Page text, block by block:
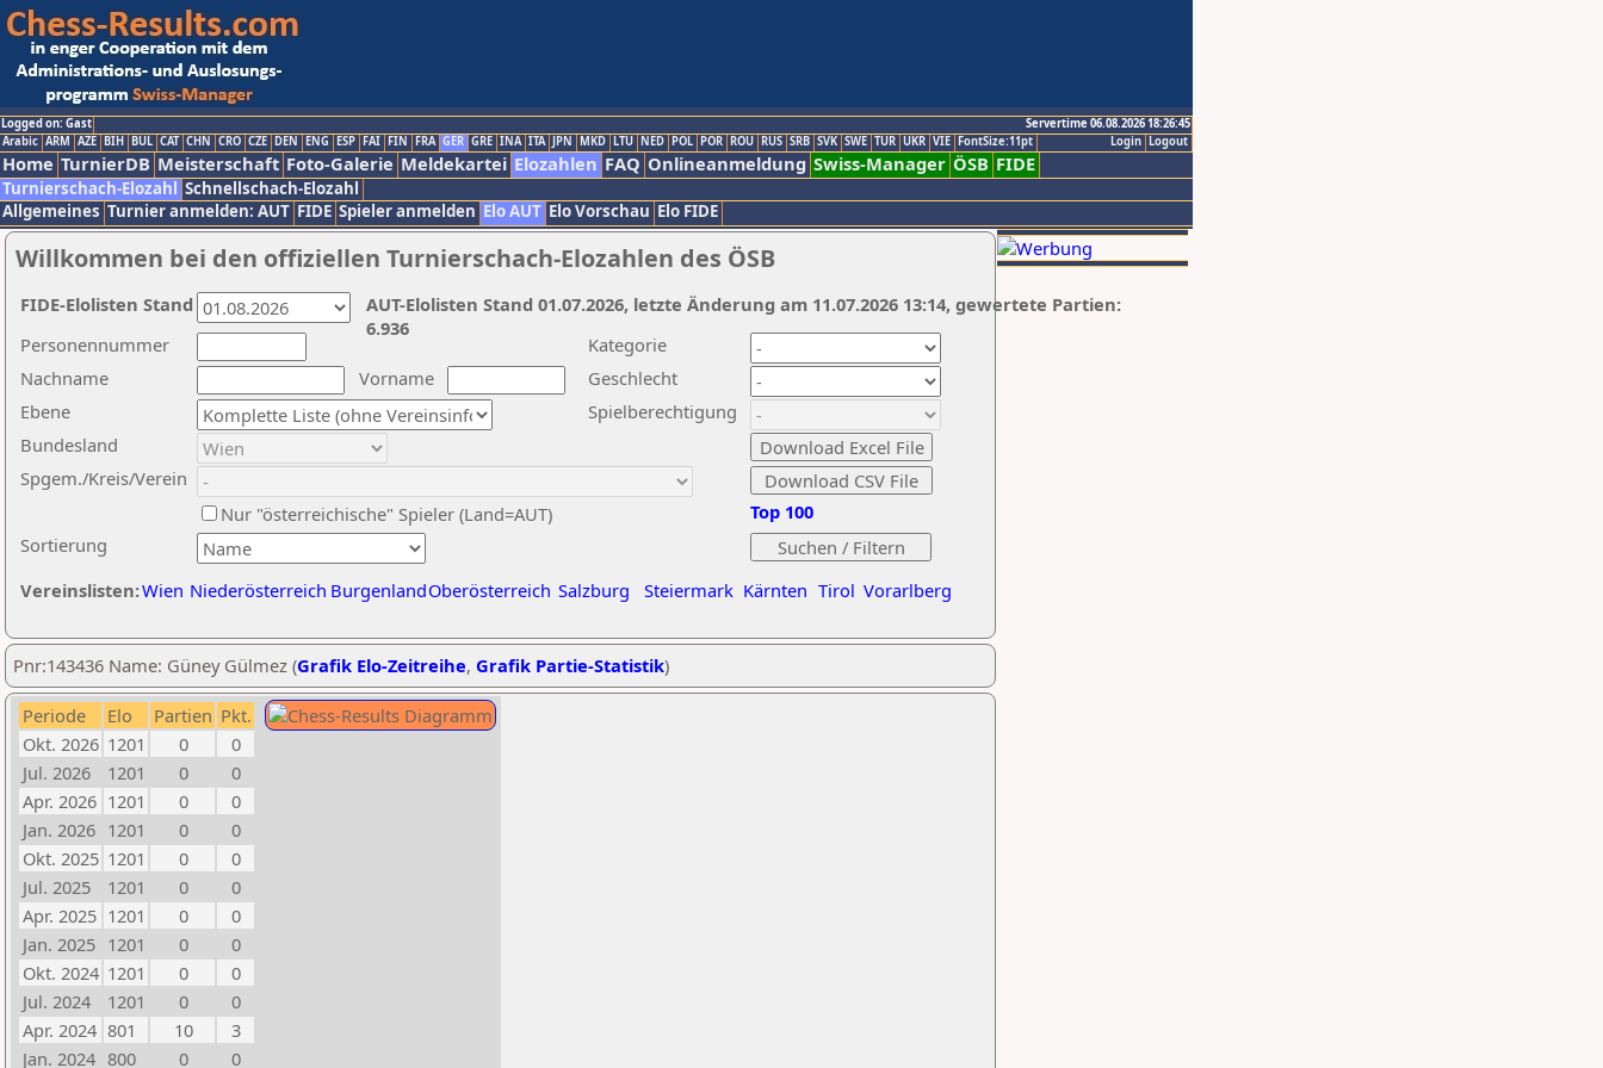
Logged on: Gast
Servertime 06.08.2026 18:26:45
Logout
Login
Arabic ARM AZE BIH BUL CAT CHN CRO CZE DEN ENG ESP FAI FIN FRA GER GRE INA ITA JPN MKD LTU NED POL POR ROU RUS SRB SVK SWE TUR UKR VIE FontSize:11pt
Home TurnierDB Meisterschaft Foto-Galerie Meldekartei Elozahlen FAQ Onlineanmeldung Swiss-Manager ÖSB FIDE
Turnierschach-Elozahl Schnellschach-Elozahl
Allgemeines Turnier anmelden: AUT FIDE Spieler anmelden Elo AUT Elo Vorschau Elo FIDE
Willkommen bei den offiziellen Turnierschach-Elozahlen des ÖSB
Nachname
Vorname
Ebene
Kategorie
Sortierung
Personennummer
Bundesland
Spgem./Kreis/Verein
Geschlecht
Nur "österreichische" Spieler (Land=AUT)
Spielberechtigung
Vereinslisten:Wien Niederösterreich BurgenlandOberösterreich Salzburg Steiermark Kärnten Tirol Vorarlberg
Top 100
AUT-Elolisten Stand 01.07.2026, letzte Änderung am 11.07.2026 13:14, gewertete Partien:
6.936
FIDE-Elolisten Stand
Pnr:143436 Name: Güney Gülmez (Grafik Elo-Zeitreihe, Grafik Partie-Statistik)
Periode Elo Partien Pkt.
Okt. 2026 1201 0
0
Jul. 2026
1201 0
0
Apr. 2026 1201 0
0
Jan. 2026 1201 0
0
Okt. 2025 1201 0
0
Jul. 2025
1201 0
0
Apr. 2025 1201 0
0
Jan. 2025 1201 0
0
Okt. 2024 1201 0
0
Jul. 2024
1201 0
0
Apr. 2024 801 10
3
Jan. 2024 800 0 0